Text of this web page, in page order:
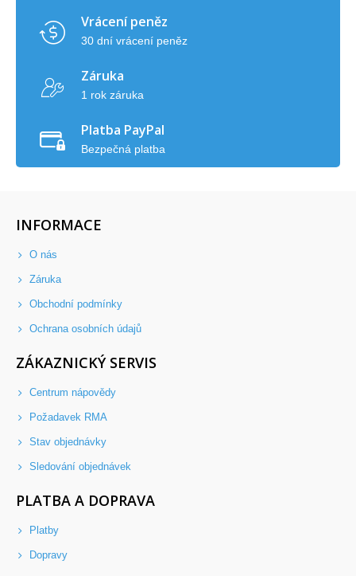
Vrácení peněz
30 dní vrácení peněz
Záruka
1 rok záruka
Platba PayPal
Bezpečná platba
INFORMACE
O nás
Záruka
Obchodní podmínky
Ochrana osobních údajů
ZÁKAZNICKÝ SERVIS
Centrum nápovědy
Požadavek RMA
Stav objednávky
Sledování objednávek
PLATBA A DOPRAVA
Platby
Dopravy